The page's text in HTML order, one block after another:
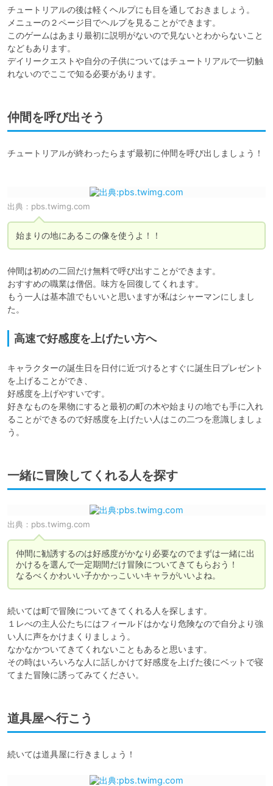
チュートリアルの後は軽くヘルプにも目を通しておきましょう。
メニューの２ページ目でヘルプを見ることができます。
このゲームはあまり最初に説明がないので見ないとわからないこと
などもあります。
デイリークエストや自分の子供についてはチュートリアルで一切触
れないのでここで知る必要があります。
仲間を呼び出そう
チュートリアルが終わったらまず最初に仲間を呼び出しましょう！
出典： pbs.twimg.com
始まりの地にあるこの像を使うよ！！
仲間は初めの二回だけ無料で呼び出すことができます。
おすすめの職業は僧侶。味方を回復してくれます。
もう一人は基本誰でもいいと思いますが私はシャーマンにしまし
た。
高速で好感度を上げたい方へ
キャラクターの誕生日を日付に近づけるとすぐに誕生日プレゼント
を上げることができ、
好感度を上げやすいです。
好きなものを果物にすると最初の町の木や始まりの地でも手に入れ
ることができるので好感度を上げたい人はこの二つを意識しましょ
う。
一緒に冒険してくれる人を探す
出典： pbs.twimg.com
仲間に勧誘するのは好感度がかなり必要なのでまずは一緒に出
かけるを選んで一定期間だけ冒険についてきてもらおう！
なるべくかわいい子かかっこいいキャラがいいよね。
続いては町で冒険についてきてくれる人を探します。
１レべの主人公たちにはフィールドはかなり危険なので自分より強
い人に声をかけまくりましょう。
なかなかついてきてくれないこともあると思います。
その時はいろいろな人に話しかけて好感度を上げた後にベットで寝
てまた冒険に誘ってみてください。
道具屋へ行こう